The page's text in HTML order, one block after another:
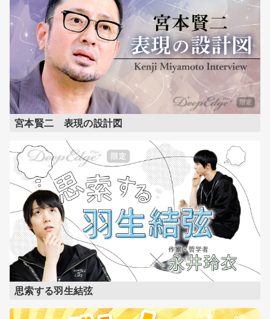
宮本賢二 表現の設計図
思索する羽生結弦